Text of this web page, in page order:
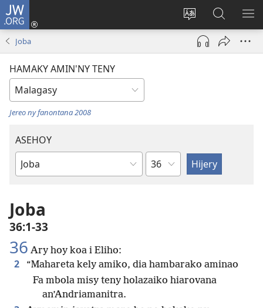
JW.ORG
Hiova
fiteny
Hiditra
(manokatra
rohy)
ato
Amin’ny
Joba
HAMAKY AMIN'NY TENY
Jereo ny fanontana 2008
ASEHOY
Boky
Amin’ny
Baiboly
Toko
Joba
36:1-33
36 Ary hoy koa i Eliho:
2
“Mahareta kely amiko, dia hambarako aminao
Fa mbola misy teny holazaiko hiarovana
an’Andriamanitra.